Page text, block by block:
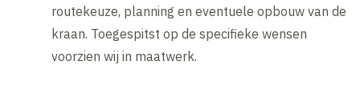
routekeuze, planning en eventuele opbouw van de
kraan. Toegespitst op de specifieke wensen
voorzien wij in maatwerk.